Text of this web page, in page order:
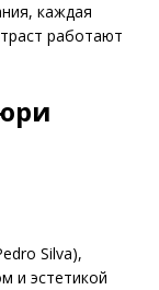
каждая
работают
Silva),
и эстетикой